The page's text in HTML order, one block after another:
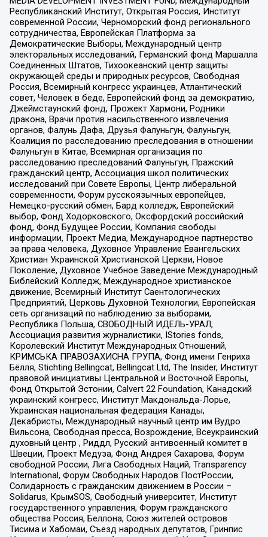
Республиканский Институт, Открытая Россия, Институт
современной России, Черноморский фонд регионального
сотрудничества, Европейская Платформа за
Демократические Выборы, Международный центр
электоральных исследований, Германский фонд Маршалла
Соединенных Штатов, Тихоокеанский центр защиты
окружающей среды и природных ресурсов, Свободная
Россия, Всемирный конгресс украинцев, Атлантический
совет, Человек в беде, Европейский фонд за демократию,
Джеймстаунский фонд, Прожект Хармони, Родники
дракона, Врачи против насильственного извлечения
органов, Фалунь Дафа, Друзья Фалуньгун, Фалуньгун,
Коалиция по расследованию преследования в отношении
Фалуньгун в Китае, Всемирная организация по
расследованию преследований Фалуньгун, Пражский
гражданский центр, Ассоциация школ политических
исследований при Совете Европы, Центр либеральной
современности, Форум русскоязычных европейцев,
Немецко-русский обмен, Бард колледж, Европейский
выбор, Фонд Ходорковского, Оксфордский российский
фонд, Фонд Будущее России, Компания свободы
информации, Проект Медиа, Международное партнерство
за права человека, Духовное Управление Евангельских
Христиан Украинской Христианской Церкви, Новое
Поколение, Духовное Учебное Заведение Международный
Библейский Колледж, Международное христианское
движение, Всемирный Институт Саентологических
Предприятий, Церковь Духовной Технологии, Европейская
сеть организаций по наблюдению за выборами,
Республика Польша, СВОБОДНЫЙ ИДЕЛЬ-УРАЛ,
Ассоциация развития журналистики, IStories fonds,
Королевский Институт Международных Отношений,
КРИМСЬКА ПРАВОЗАХИСНА ГРУПА, Фонд имени Генриха
Бёлля, Stichting Bellingcat, Bellingcat Ltd, The Insider, Институт
правовой инициативы Центральной и Восточной Европы,
Фонд Открытой Эстонии, Calvert 22 Foundation, Канадский
украинский конгресс, Институт Макдональда-Лорье,
Украинская национальная федерация Канады,
Декабристы, Международный научный центр им Вудро
Вильсона, Свободная пресса, Возрождение, Всеукраинский
духовный центр , Риддл, Русский антивоенный комитет в
Швеции, Проект Медуза, Фонд Андрея Сахарова, Форум
свободной России, Лига Свободных Наций, Transparеncy
International, Форум Свободных Народов ПостРоссии,
Солидарность с гражданским движением в России –
Solidarus, КрымSOS, Свободный университет, Институт
государственного управления, Форум гражданского
общества Россия, Беллона, Союз жителей островов
Тисима и Хабомаи, Съезд народных депутатов, Гринпис